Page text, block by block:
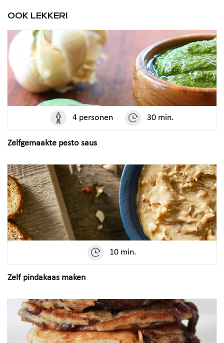
OOK LEKKER!
4 personen 30 min.
Zelfgemaakte pesto saus
10 min.
Zelf pindakaas maken